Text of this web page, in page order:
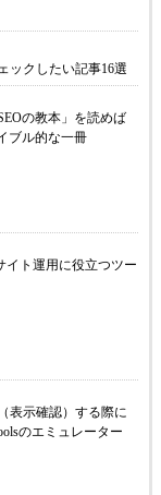
ックしたい記事16選
の教本」を読めば
ブル的な一冊
イト運用に役立つツー
表示確認）する際に
のエミュレーター